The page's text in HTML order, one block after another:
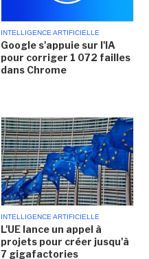
INTELLIGENCE ARTIFICIELLE
Google s'appuie sur l'IA
pour corriger 1 072 failles
dans Chrome
INTELLIGENCE ARTIFICIELLE
L'UE lance un appel à
projets pour créer jusqu'à
7 gigafactories